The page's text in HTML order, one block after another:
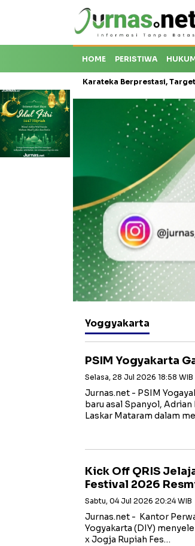
HOME PERISTIWA
Krisis Karateka Berprestasi, Target Bentuk
Yoggyakarta
PSIM Yogyakarta
Selasa, 28 Jul 2026 18:58 WIB
Jurnas.net - PSIM
baru asal Spanyol,
Laskar Mataram dalam
Kick Off QRIS
Festival 2026
Sabtu, 04 Jul 2026 20:24 WIB
Jurnas.net - Kantor
Yogyakarta (DIY)
x Jogja Rupiah Fes…